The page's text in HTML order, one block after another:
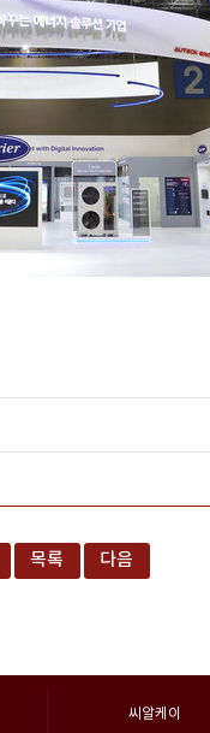
목록 다음
씨알케이